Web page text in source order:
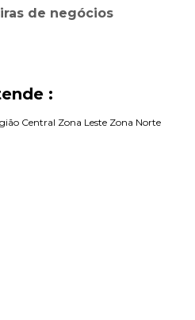
de negócios
:
Central Zona Leste Zona Norte